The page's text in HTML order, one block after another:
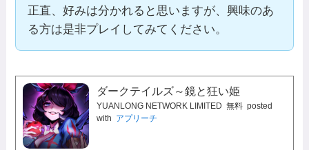
正直、好みは分かれると思いますが、興味のあ
る方は是非プレイしてみてください。
ダークテイルズ～鏡と狂い姫
YUANLONG NETWORK LIMITED 無料 posted
with アプリーチ